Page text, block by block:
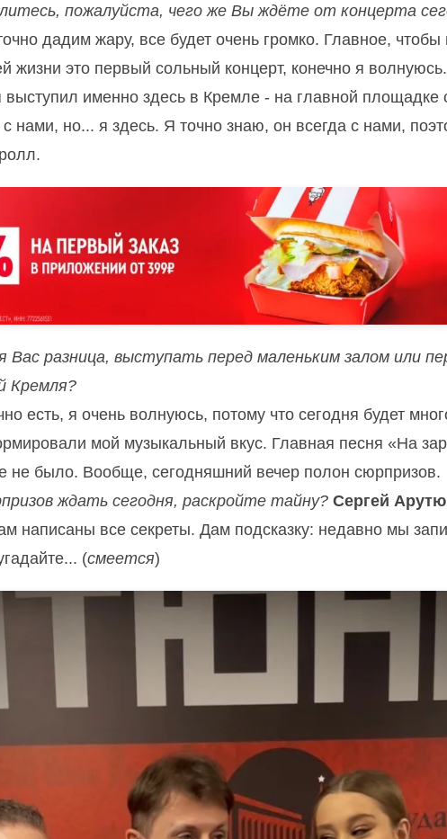
пожалуйста, чего же Вы ждёте от концерта
дадим жару, все будет очень громко. Главное, чтобы
жизни это первый сольный концерт, конечно я
выступил именно здесь в Кремле - на главной площадке
нами, но... я здесь. Я точно знаю, он всегда с нами,
Вас разница, выступать перед маленьким залом или
Кремля?
есть, я очень волнуюсь, потому что сегодня будет
мой музыкальный вкус. Главная песня «На
не было. Вообще, сегодняшний вечер полон сюрпризов.
ждать сегодня, раскройте тайну? Сергей
написаны все секреты. Дам подсказку: недавно мы
(смеется)